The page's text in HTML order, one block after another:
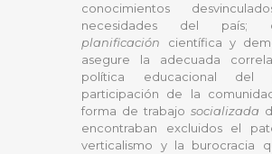
conocimientos
necesidades del país;
planificación científica y
asegure la adecuada
política educacional
participación de la
forma de trabajosocializada
encontraban excluidos el
verticalismo y la burocracia